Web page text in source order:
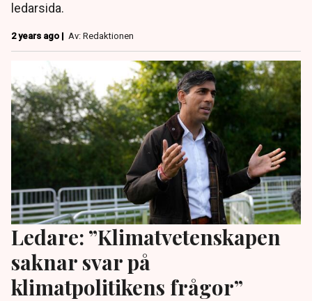
ledarsida.
2 years ago | Av: Redaktionen
Ledare: ”Klimatvetenskapen
saknar svar på
klimatpolitikens frågor”